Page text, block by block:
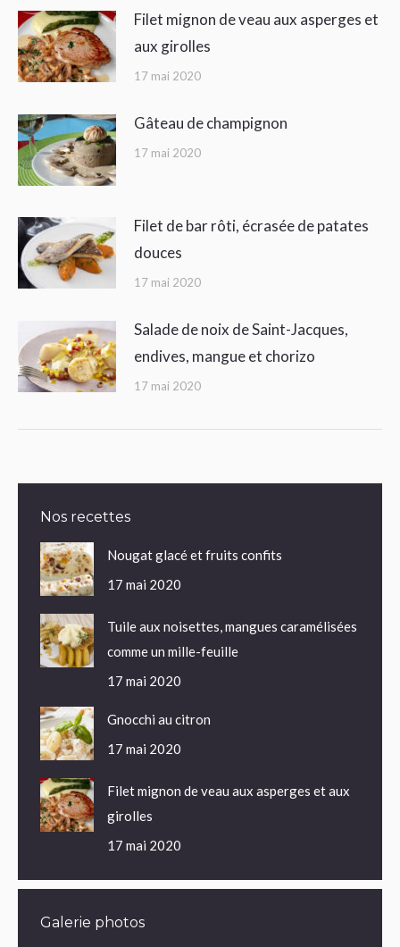
Filet mignon de veau aux asperges et
aux girolles
17 mai 2020
Gâteau de champignon
17 mai 2020
Filet de bar rôti, écrasée de patates
douces
17 mai 2020
Salade de noix de Saint-Jacques,
endives, mangue et chorizo
17 mai 2020
Nos recettes
Nougat glacé et fruits confits
17 mai 2020
Tuile aux noisettes, mangues caramélisées
comme un mille-feuille
17 mai 2020
Gnocchi au citron
17 mai 2020
Filet mignon de veau aux asperges et aux
girolles
17 mai 2020
Galerie photos